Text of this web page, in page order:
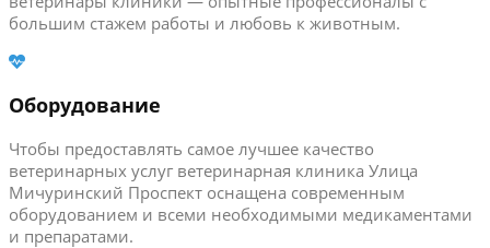
большим стажем работы и любовь к животным.
Оборудование
Чтобы предоставлять самое лучшее качество
ветеринарных услуг ветеринарная клиника Улица
Мичуринский Проспект оснащена современным
оборудованием и всеми необходимыми медикаментами
и препаратами.